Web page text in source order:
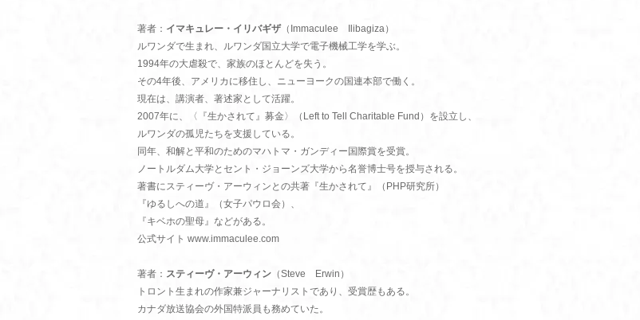
著者： イマキュレー・イリバギザ（Immaculee Ilibagiza）
ルワンダで生まれ、ルワンダ国立大学で電子機械工学を学ぶ。
1994年の大虐殺で、家族のほとんどを失う。
その4年後、アメリカに移住し、ニューヨークの国連本部で働く。
現在は、講演者、著述家として活躍。
2007年に、〈『生かされて』募金〉（Left to Tell Charitable Fund）を設立し、
ルワンダの孤児たちを支援している。
同年、和解と平和のためのマハトマ・ガンディー国際賞を受賞。
ノートルダム大学とセント・ジョーンズ大学から名誉博士号を授与される。
著書にスティーヴ・アーウィンとの共著『生かされて』（PHP研究所）
『ゆるしへの道』（女子パウロ会）、
『キベホの聖母』などがある。
公式サイト www.immaculee.com
著者： スティーヴ・アーウィン （Steve Erwin）
トロント生まれの作家兼ジャーナリストであり、受賞歴もある。
カナダ放送協会の外国特派員も務めていた。